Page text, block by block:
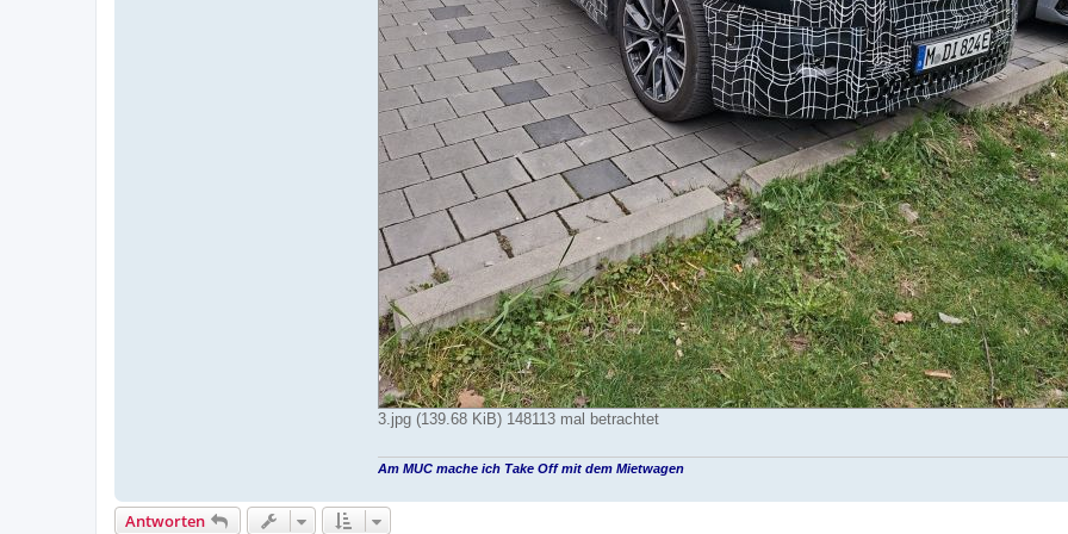
3.jpg (139.68 KiB) 148113 mal betrachtet
Am MUC mache ich Take Off mit dem Mietwagen
Antworten